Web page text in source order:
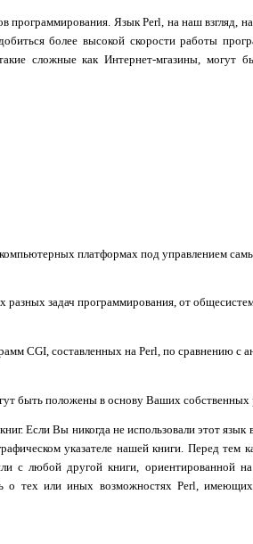
программирования. ЯзыкPerl, на наш взгляд,
более высокой скорости работы
сложные как Интернет-мгазины, могут
компьютерных платформах под управлением
разных задач программирования, от
CGI , составленных на Perl , по сравнению с
быть положены в основу Ваших собственных
Если Вы никогда не использовали этот язык
указателе нашей книги. Перед тем
с любой другой книги, ориентированной
о тех или иных возможностяхPerl,